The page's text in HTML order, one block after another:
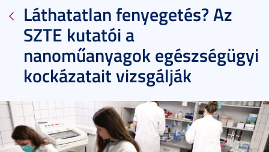
Láthatatlan fenyegetés? Az
SZTE kutatói a
nanoműanyagok egészségügyi
kockázatait vizsgálják